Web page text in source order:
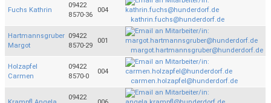
Fuchs Kathrin
09422
8570-36
004
kathrin.fuchs@hunderdorf.de
Hartmannsgruber
Margot
09422
8570-29
001
margot.hartmannsgruber@hunderdorf.de
Holzapfel
Carmen
09422
8570-0
004
carmen.holzapfel@hunderdorf.de
09422